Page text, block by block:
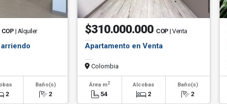
COP | Alquiler
2
Baño(s)
2
$310.000.000 COP | Venta
Apartamento en Venta
Colombia
Área m2
54
Alcobas
2
Baño(s)
2